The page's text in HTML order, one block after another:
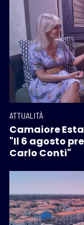
ATTUALITÀ
Camaiore
"Il 6 agosto
Carlo Conti"